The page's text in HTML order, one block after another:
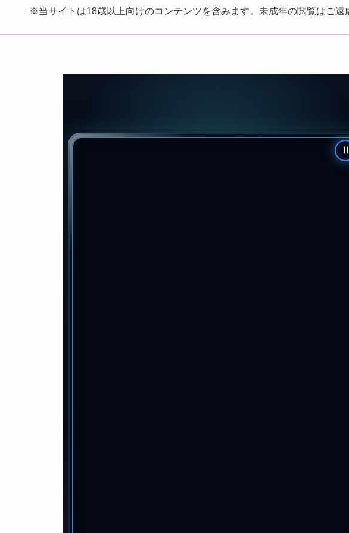
※当サイトは18歳以上向けのコンテンツを含みます。未成年の閲覧はご遠